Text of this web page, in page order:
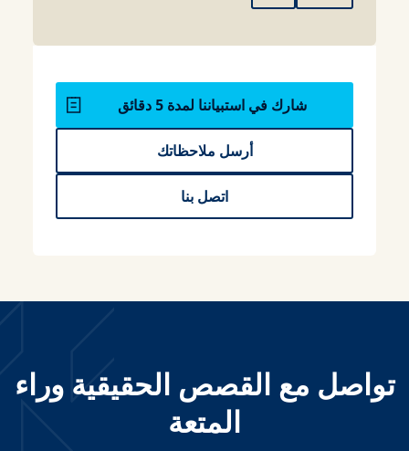
شارك في استبياننا لمدة 5 دقائق
أرسل ملاحظاتك
اتصل بنا
تواصل مع القصص الحقيقية وراء
المتعة